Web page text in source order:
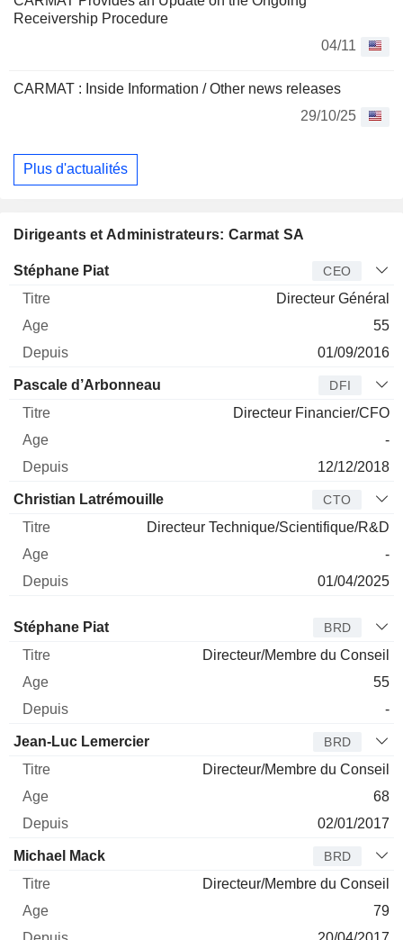
Receivership Procedure
04/11
CARMAT : Inside Information / Other news releases
29/10/25
Plus d'actualités
Dirigeants et Administrateurs: Carmat SA
Dirigeant Titre
Stéphane Piat CEO
Directeur Général
55
01/09/2016
Pascale d’Arbonneau DFI
Directeur Financier/CFO
-
12/12/2018
Christian Latrémouille CTO
Directeur Technique/Scientifique/R&D
-
01/04/2025
Administrateur
Stéphane Piat BRD
Directeur/Membre du Conseil
55
-
Jean-Luc Lemercier BRD
Directeur/Membre du Conseil
68
02/01/2017
Michael Mack BRD
Directeur/Membre du Conseil
79